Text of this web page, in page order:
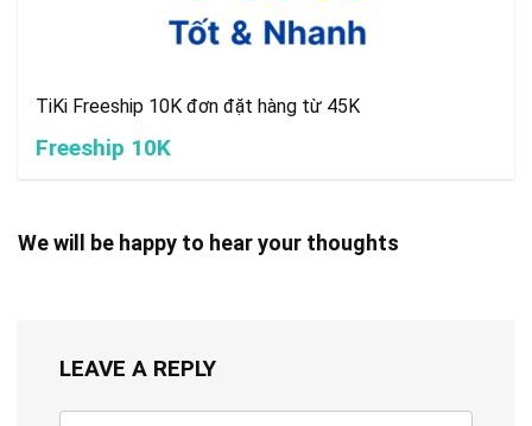
TiKi Freeship 10K đơn đặt hàng từ 45K
Freeship 10K
We will be happy to hear your thoughts
LEAVE A REPLY